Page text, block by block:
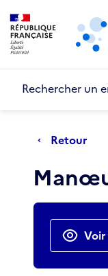
Aller au menu principal
Rechercher un
Retour